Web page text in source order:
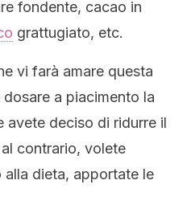
fondente, cacao in
grattugiato, etc.
vi farà amare questa
a piacimento la
avete deciso di ridurre il
contrario, volete
dieta, apportate le